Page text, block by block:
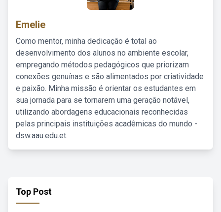
Emelie
Como mentor, minha dedicação é total ao
desenvolvimento dos alunos no ambiente escolar,
empregando métodos pedagógicos que priorizam
conexões genuínas e são alimentados por criatividade
e paixão. Minha missão é orientar os estudantes em
sua jornada para se tornarem uma geração notável,
utilizando abordagens educacionais reconhecidas
pelas principais instituições acadêmicas do mundo -
dsw.aau.edu.et.
Top Post